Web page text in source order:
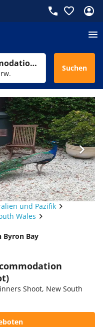
Azabu Boutique Accommodation Byron Bay Suchen
und Pazifik
Wales
Byron Bay
Shoot, New South